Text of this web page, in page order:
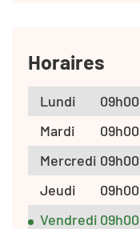
Horaires
Lundi
Mardi
Mercredi
Jeudi
Vendredi